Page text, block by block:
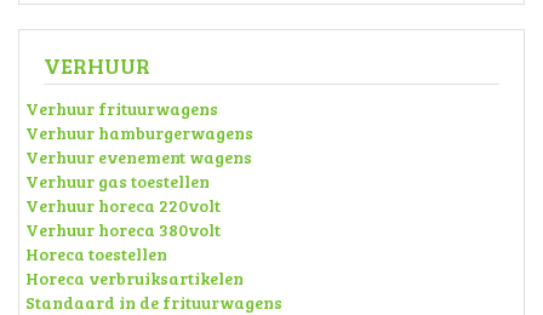
VERHUUR
Verhuur frituurwagens
Verhuur hamburgerwagens
Verhuur evenement wagens
Verhuur gas toestellen
Verhuur horeca 220volt
Verhuur horeca 380volt
Horeca toestellen
Horeca verbruiksartikelen
Standaard in de frituurwagens